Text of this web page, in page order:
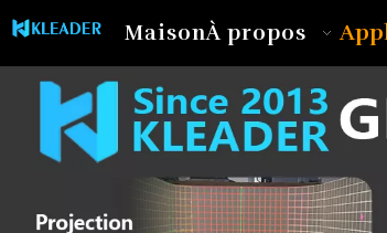
MaisonÀ propos